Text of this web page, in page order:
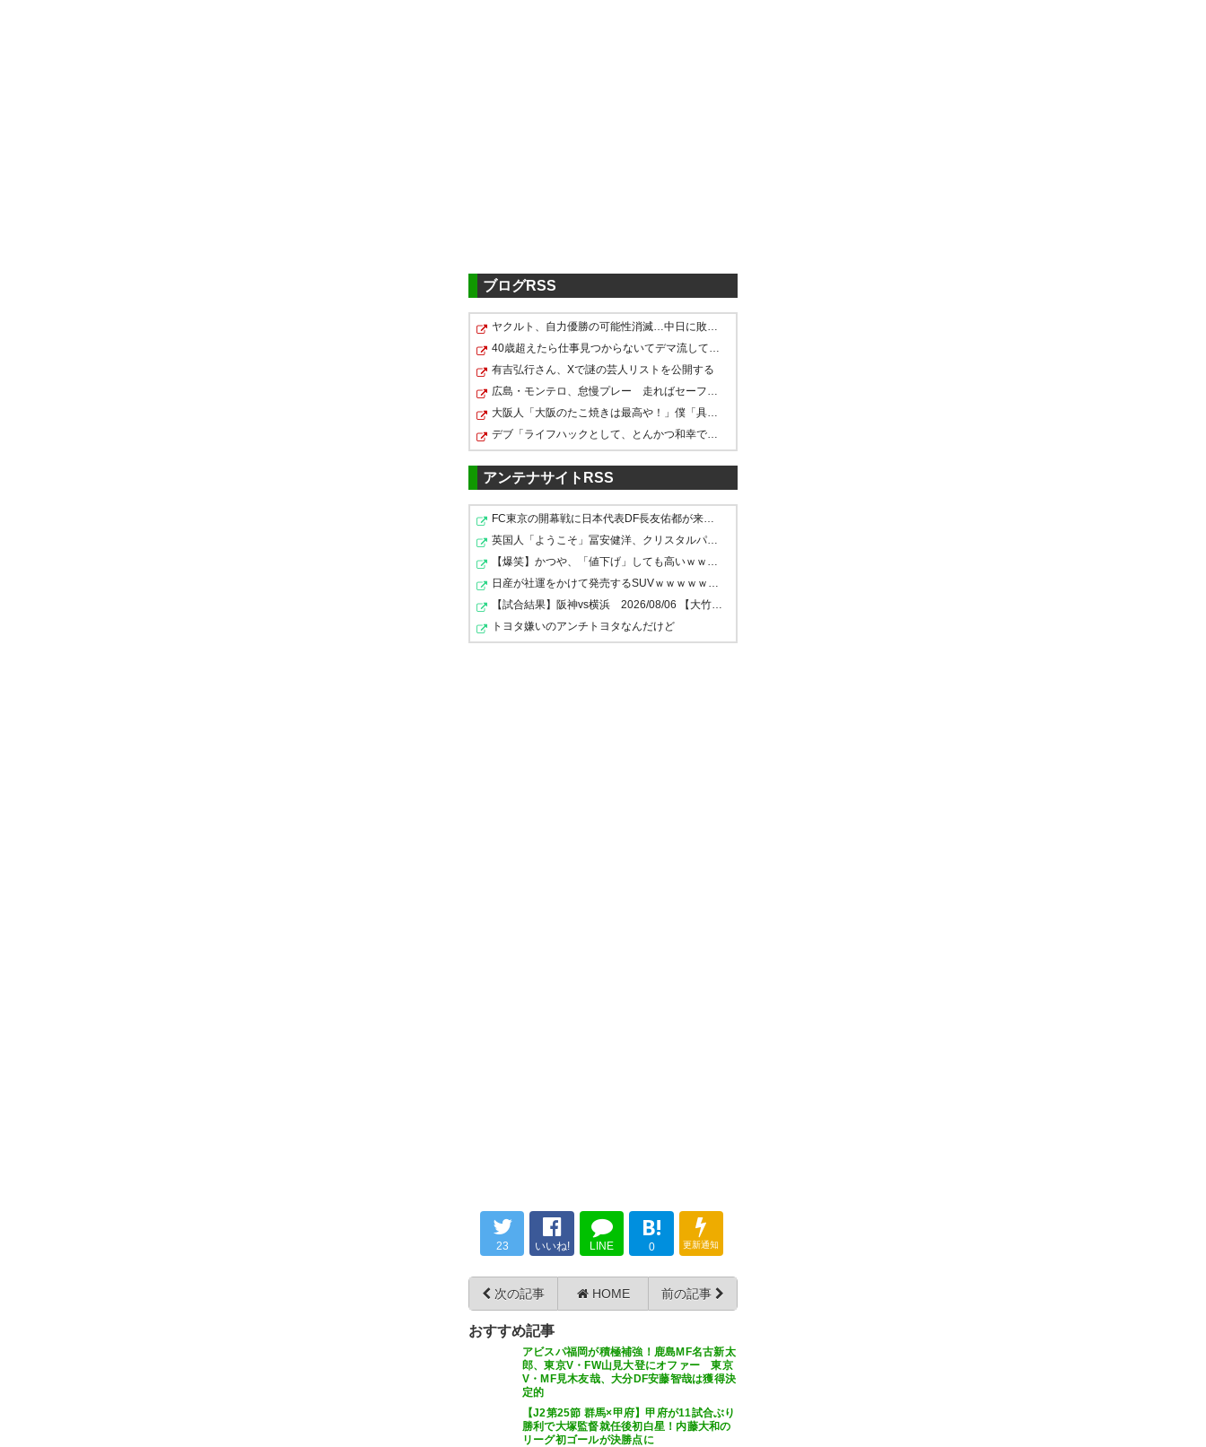
ツイッターの反応
ザスパ勝ったーーー！
— yanushics (yanushics)2016,
7月 24
逆転勝利！高瀬の同点が早くて
良かった。
— とま (get_toma)2016, 7月
ザスパ8試合ぶりの勝利だよー！
凱旋歌の草津節を涙しながら聞
いてる(/ _ ; )
— ジュニパー (mayumin40)
2016, 7月 24
ザスパ夏から巻き返すぞ！ 久し
ぶりに最高の週末！ 勝利の草津
節！！！！！
— Daisuke (interyd441)
2016,
7月 24
地元のザスパも勝ってよかっ
た！ 調子上げてくれよ！ 9月18
日は満員の正田醤油で面白い試
合観たいからさ！
ブログRSS
ヤクルト、自力優勝の可能性消滅…中日に敗れ今季ワースト…
40歳超えたら仕事見つからないてデマ流してる奴誰なの？
有吉弘行さん、Xで謎の芸人リストを公開する
広島・モンテロ、怠慢プレー 走ればセーフだったのにベ…
大阪人「大阪のたこ焼きは最高や！」僕「具体的に他と何…
デブ「ライフハックとして、とんかつ和幸で注文時にお釜…
アンテナサイトRSS
FC東京の開幕戦に日本代表DF長友佑都が来場し挨拶 去就…
英国人「ようこそ」冨安健洋、クリスタルパレス加入が決…
【爆笑】かつや、「値下げ」しても高いｗｗｗｗｗ
日産が社運をかけて発売するSUVｗｗｗｗｗｗｗ
【試合結果】阪神vs横浜 2026/08/06 【大竹6回3失点 ガ…
トヨタ嫌いのアンチトヨタなんだけど
23 いいね! LINE
B!
0 更新通知
次の記事 HOME 前の記事
おすすめ記事
アビスパ福岡が積極補強！鹿島MF名古新太
郎、東京V・FW山見大登にオファー 東京
V・MF見木友哉、大分DF安藤智哉は獲得決
定的
【J2第25節 群馬×甲府】甲府が11試合ぶり
勝利で大塚監督就任後初白星！内藤大和の
リーグ初ゴールが決勝点に